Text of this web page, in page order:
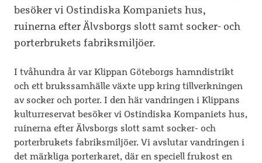
besöker vi Ostindiska Kompaniets hus,
ruinerna efter Älvsborgs slott samt socker- och
porterbrukets fabriksmiljöer.
I tvåhundra år var Klippan Göteborgs hamndistrikt
och ett brukssamhälle växte upp kring tillverkningen
av socker och porter. I den här vandringen i Klippans
kulturreservat besöker vi Ostindiska Kompaniets hus,
ruinerna efter Älvsborgs slott samt socker- och
porterbrukets fabriksmiljöer. Vi avslutar vandringen i
det märkliga porterkaret, där en speciell frukost en